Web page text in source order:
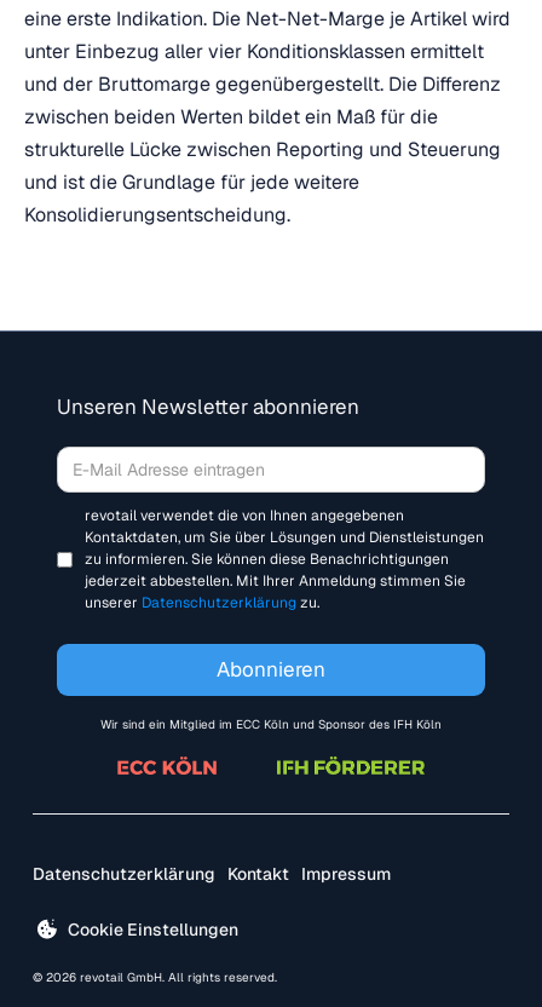
eine erste Indikation. Die Net-Net-Marge je Artikel wird
unter Einbezug aller vier Konditionsklassen ermittelt
und der Bruttomarge gegenübergestellt. Die Differenz
zwischen beiden Werten bildet ein Maß für die
strukturelle Lücke zwischen Reporting und Steuerung
und ist die Grundlage für jede weitere
Konsolidierungsentscheidung.
Unseren Newsletter abonnieren
revotail verwendet die von Ihnen angegebenen
Kontaktdaten, um Sie über Lösungen und Dienstleistungen
zu informieren. Sie können diese Benachrichtigungen
jederzeit abbestellen. Mit Ihrer Anmeldung stimmen Sie
unserer Datenschutzerklärungzu.
Wir sind ein Mitglied im ECC Köln und Sponsor des IFH Köln
© 2026 revotail GmbH. All rights reserved.
Cookie Einstellungen
Datenschutzerklärung Kontakt Impressum